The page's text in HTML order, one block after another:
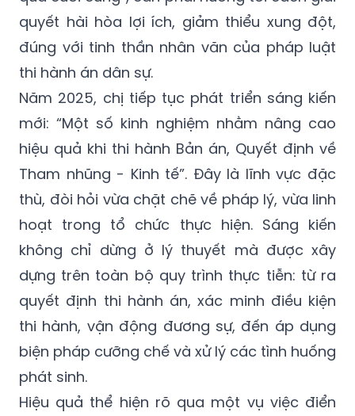
quyết hài hòa lợi ích, giảm thiểu xung đột,
đúng với tinh thần nhân văn của pháp luật
thi hành án dân sự.
Năm 2025, chị tiếp tục phát triển sáng kiến
mới: “Một số kinh nghiệm nhằm nâng cao
hiệu quả khi thi hành Bản án, Quyết định về
Tham nhũng - Kinh tế”. Đây là lĩnh vực đặc
thù, đòi hỏi vừa chặt chẽ về pháp lý, vừa linh
hoạt trong tổ chức thực hiện. Sáng kiến
không chỉ dừng ở lý thuyết mà được xây
dựng trên toàn bộ quy trình thực tiễn: từ ra
quyết định thi hành án, xác minh điều kiện
thi hành, vận động đương sự, đến áp dụng
biện pháp cưỡng chế và xử lý các tình huống
phát sinh.
Hiệu quả thể hiện rõ qua một vụ việc điển